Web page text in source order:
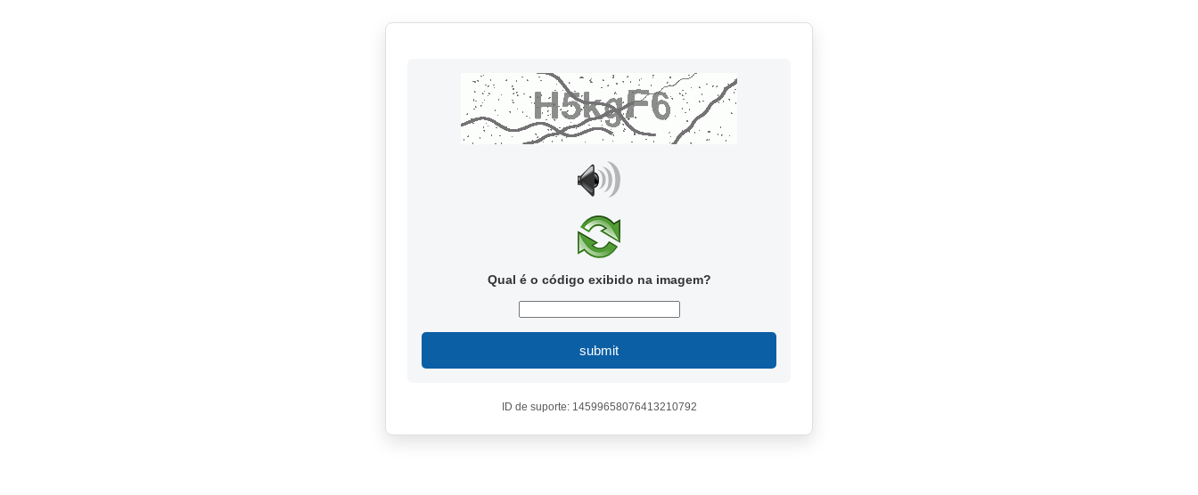
Qual é o código exibido na imagem?
submit
ID de suporte: 14599658076413210792